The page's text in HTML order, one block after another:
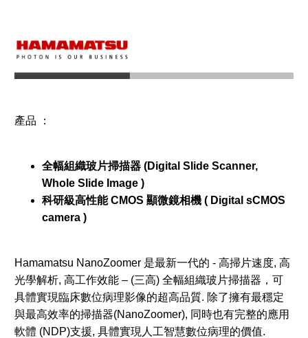
產品 ：
全幅組織玻片掃描器 (Digital Slide Scanner,
Whole Slide Image )
科研級高性能 CMOS 顯微鏡相機 ( Digital sCMOS
camera )
Hamamatsu NanoZoomer 是最新一代的 - 高掃片速度, 高
光學解析, 高工作效能 – (三高) 全幅組織玻片掃描器，可
具體實現臨床數位病理影像的超高品質. 除了擁有最穩定
與最高效率的掃描器(NanoZoomer), 同時也有完整的應用
軟體 (NDP)支援, 具體實現人工智慧數位病理的價值.